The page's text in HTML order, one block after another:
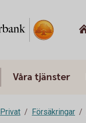
Våra tjänster
Privat Försäkringar